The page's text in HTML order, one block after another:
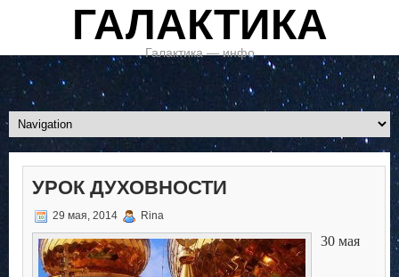
ГАЛАКТИКА
Галактика — инфо
УРОК ДУХОВНОСТИ
29 мая, 2014 Rina
30 мая